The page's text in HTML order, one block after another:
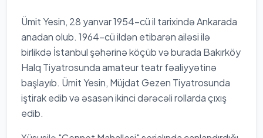
Ümit Yesin, 28 yanvar 1954-cü il tarixində Ankarada
anadan olub. 1964-cü ildən etibarən ailəsi ilə
birlikdə İstanbul şəhərinə köçüb və burada Bakırköy
Halq Tiyatrosunda amateur teatr fəaliyyətinə
başlayıb. Ümit Yesin, Müjdat Gezen Tiyatrosunda
iştirak edib və əsasən ikinci dərəcəli rollarda çıxış
edib.